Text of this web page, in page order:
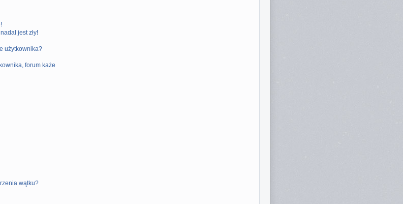
jest zły!
użytkownika?
forum każe
wątku?